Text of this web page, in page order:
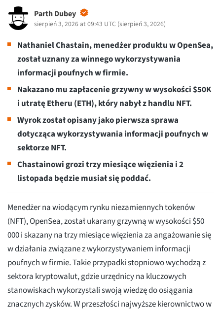
Parth Dubey
sierpień 3, 2026 at 09:43 UTC (sierpień 3, 2026)
Nathaniel Chastain, menedżer produktu w OpenSea,
został uznany za winnego wykorzystywania
informacji poufnych w firmie.
Nakazano mu zapłacenie grzywny w wysokości $50K
i utratę Etheru (ETH), który nabył z handlu NFT.
Wyrok został opisany jako pierwsza sprawa
dotycząca wykorzystywania informacji poufnych w
sektorze NFT.
Chastainowi grozi trzy miesiące więzienia i 2
listopada będzie musiał się poddać.
Menedżer na wiodącym rynku niezamiennych tokenów
(NFT), OpenSea, został ukarany grzywną w wysokości $50
000 i skazany na trzy miesiące więzienia za angażowanie się
w działania związane z wykorzystywaniem informacji
poufnych w firmie. Takie przypadki stopniowo wychodzą z
sektora kryptowalut, gdzie urzędnicy na kluczowych
stanowiskach wykorzystali swoją wiedzę do osiągania
znacznych zysków. W przeszłości najwyższe kierownictwo w